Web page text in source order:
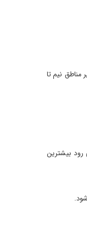
کویر نرمال، در غرب و جنوب‌ غرب 1 تا 2 درجه و در سایر مناطق نیم تا
شود. انتظار می ‌رود بیشترین